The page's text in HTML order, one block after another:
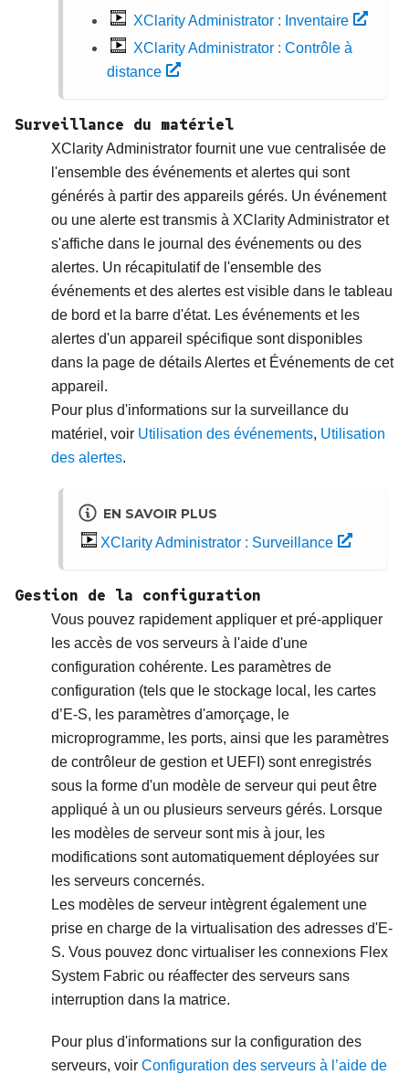
XClarity Administrator : Inventaire
XClarity Administrator : Contrôle à
distance
Surveillance du matériel
XClarity Administrator fournit une vue centralisée de
l'ensemble des événements et alertes qui sont
générés à partir des appareils gérés. Un événement
ou une alerte est transmis à XClarity Administrator et
s'affiche dans le journal des événements ou des
alertes. Un récapitulatif de l'ensemble des
événements et des alertes est visible dans le tableau
de bord et la barre d'état. Les événements et les
alertes d'un appareil spécifique sont disponibles
dans la page de détails Alertes et Événements de cet
appareil.
Pour plus d'informations sur la surveillance du
matériel, voir Utilisation des événements, Utilisation
des alertes.
EN SAVOIR PLUS
XClarity Administrator : Surveillance
Gestion de la configuration
Vous pouvez rapidement appliquer et pré-appliquer
les accès de vos serveurs à l'aide d'une
configuration cohérente. Les paramètres de
configuration (tels que le stockage local, les cartes
d’E-S, les paramètres d'amorçage, le
microprogramme, les ports, ainsi que les paramètres
de contrôleur de gestion et UEFI) sont enregistrés
sous la forme d'un modèle de serveur qui peut être
appliqué à un ou plusieurs serveurs gérés. Lorsque
les modèles de serveur sont mis à jour, les
modifications sont automatiquement déployées sur
les serveurs concernés.
Les modèles de serveur intègrent également une
prise en charge de la virtualisation des adresses d'E-
S. Vous pouvez donc virtualiser les connexions Flex
System Fabric ou réaffecter des serveurs sans
interruption dans la matrice.
Pour plus d'informations sur la configuration des
serveurs, voir Configuration des serveurs à l’aide de